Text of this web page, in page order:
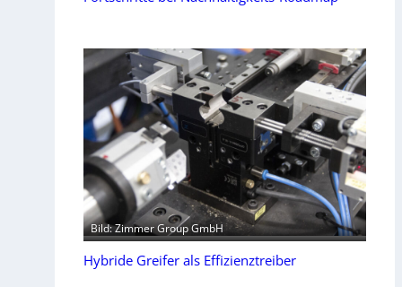
Bild: Zimmer Group GmbH
Hybride Greifer als Effizienztreiber